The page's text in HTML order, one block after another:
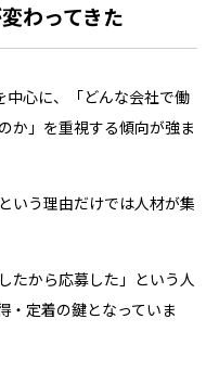
わってきた
中心に、「どんな会社で働
か」を重視する傾向が強ま
いう理由だけでは人材が集
たから応募した」という人
・定着の鍵となっていま